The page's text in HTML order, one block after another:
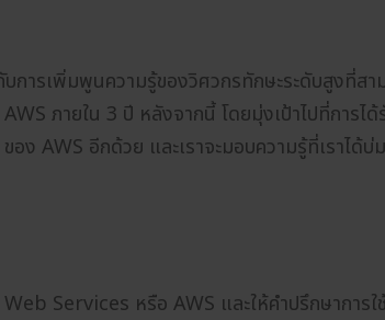
ารเพิ่มพูนความรู้ของวิศวกรทักษะระดับสูงที่ส
ภายใน 3 ปี หลังจากนี้ โดยมุ่งเป้าไปที่กา
อีกด้วย และเราจะมอบความรู้ที่เราได้บ่
Services หรือ AWS และให้คำปรึกษาการใ